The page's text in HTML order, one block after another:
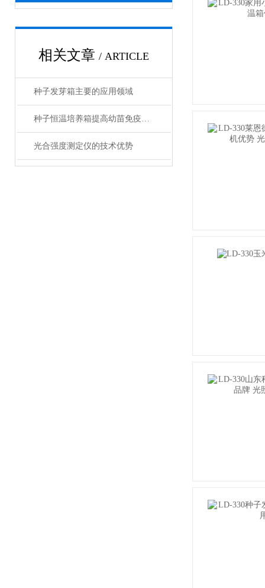
相关文章 / ARTICLE
种子发芽箱主要的应用领域
种子恒温培养箱提高幼苗免疫能力
光合强度测定仪的技术优势